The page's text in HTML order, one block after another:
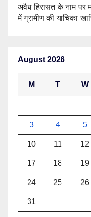
अवैध हिरासत के नाम पर
में ग्रामीण की याचिका
August 2026
M T W
3 4 5
10 11 12
17 18 19
24 25 26
31